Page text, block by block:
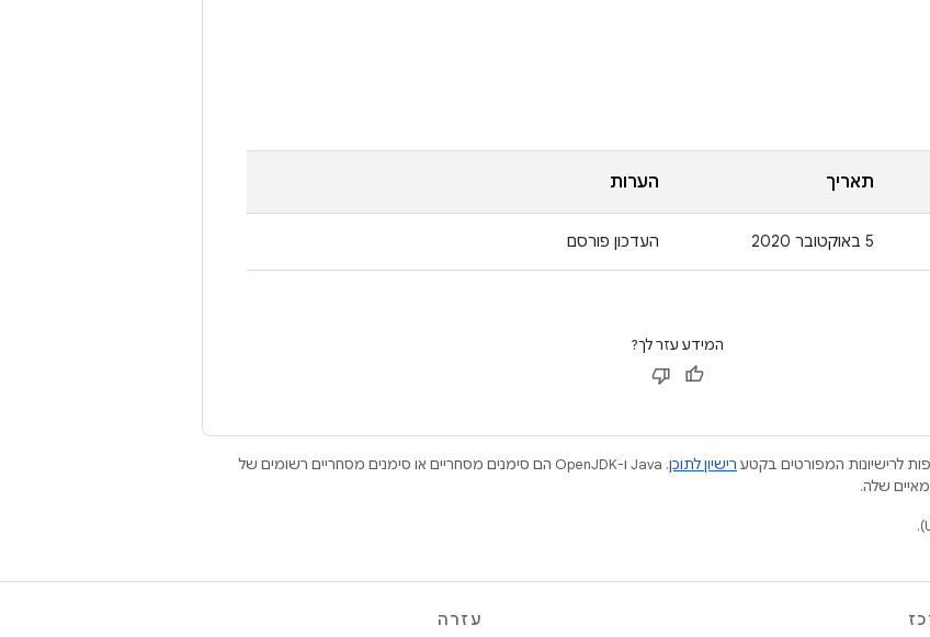
תאריך הערות
5 באוקטובר 2020 העדכון פורסם
המידע עזר לך?
לרישיונות המפורטים בקטע רישיון לתוכן
.‏ Java ו-OpenJDK הם סימנים מסחריים או סימנים מסחריים רשומים של
עזרה